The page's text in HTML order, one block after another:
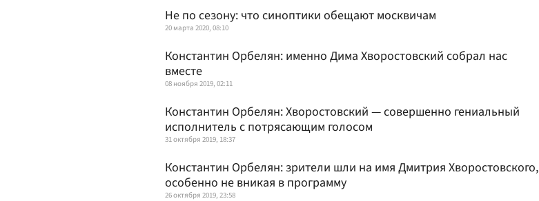
Не по сезону: что синоптики обещают москвичам
20 марта 2020, 08:10
Константин Орбелян: именно Дима Хворостовский собрал нас
вместе
08 ноября 2019, 02:11
Константин Орбелян: Хворостовский — совершенно гениальный
исполнитель с потрясающим голосом
31 октября 2019, 18:37
Константин Орбелян: зрители шли на имя Дмитрия Хворостовского,
особенно не вникая в программу
26 октября 2019, 23:58